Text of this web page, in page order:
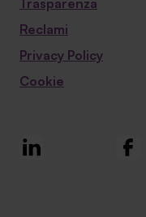
Reclami
Privacy Policy
Cookie